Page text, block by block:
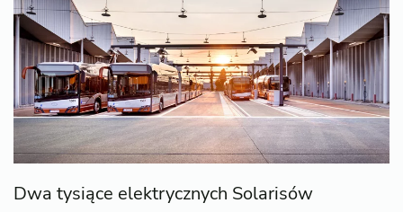
Dwa tysiące elektrycznych Solarisów